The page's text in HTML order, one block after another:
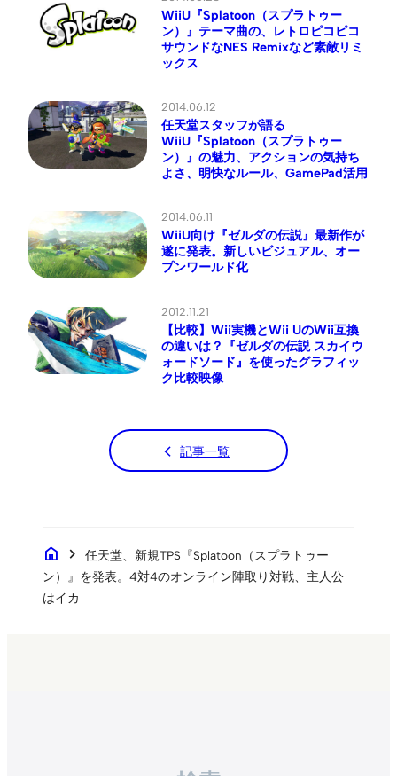
WiiU『Splatoon（スプラトゥー
ン）』テーマ曲の、レトロピコピコ
サウンドなNES Remixなど素敵リミ
ックス
2014.06.12
任天堂スタッフが語る
WiiU『Splatoon（スプラトゥー
ン）』の魅力、アクションの気持ち
よさ、明快なルール、GamePad活用
2014.06.11
WiiU向け『ゼルダの伝説』最新作が
遂に発表。新しいビジュアル、オー
プンワールド化
2012.11.21
【比較】Wii実機とWii UのWii互換
の違いは？『ゼルダの伝説 スカイウ
ォードソード』を使ったグラフィッ
ク比較映像
記事一覧
home chevron_right
任天堂、新規TPS『Splatoon（スプラトゥー
ン）』を発表。4対4のオンライン陣取り対戦、主人公
はイカ